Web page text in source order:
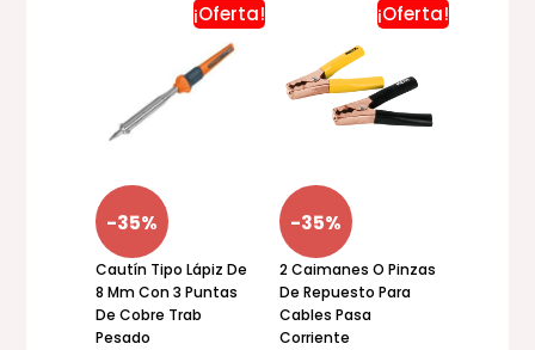
¡Oferta!
-35%
Cautín Tipo Lápiz De
8 Mm Con 3 Puntas
De Cobre Trab
Pesado
original
era:
$ 60.178.
El
¡Oferta!
-35%
2 Caimanes O Pinzas
De Repuesto Para
Cables Pasa
Corriente
precio
original
era:
$ 10.866.
El
es:
$ 7.100.